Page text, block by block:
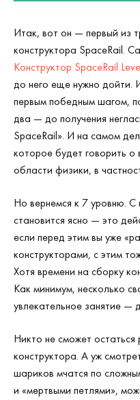
Итак, вот он — первый из
конструктора SpaceRail.
Конструктор SpaceRail
до него еще нужно дойти.
первым победным шагом,
два — до получения
SpaceRail». И на самом
которое будет говорить
области физики, в
Но вернемся к 7 уровню. С
становится ясно — это
если перед этим вы уже
конструкторами, с этим
Хотя времени на сборку
Как минимум, несколько
увлекательное занятие —
Никто не сможет
конструктора. А уж
шариков мчатся по
и «мертвыми петлями»,